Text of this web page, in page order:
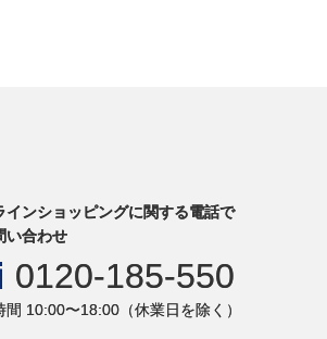
インショッピングに関する電話で
い合わせ
0120-185-550
間 10:00〜18:00（休業日を除く）